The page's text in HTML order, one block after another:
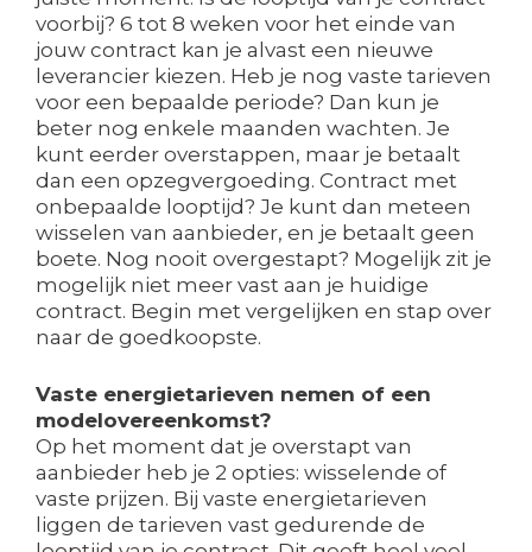
voorbij? 6 tot 8 weken voor het einde van
jouw contract kan je alvast een nieuwe
leverancier kiezen. Heb je nog vaste tarieven
voor een bepaalde periode? Dan kun je
beter nog enkele maanden wachten. Je
kunt eerder overstappen, maar je betaalt
dan een opzegvergoeding. Contract met
onbepaalde looptijd? Je kunt dan meteen
wisselen van aanbieder, en je betaalt geen
boete. Nog nooit overgestapt? Mogelijk zit je
mogelijk niet meer vast aan je huidige
contract. Begin met vergelijken en stap over
naar de goedkoopste.
Vaste energietarieven nemen of een
modelovereenkomst?
Op het moment dat je overstapt van
aanbieder heb je 2 opties: wisselende of
vaste prijzen. Bij vaste energietarieven
liggen de tarieven vast gedurende de